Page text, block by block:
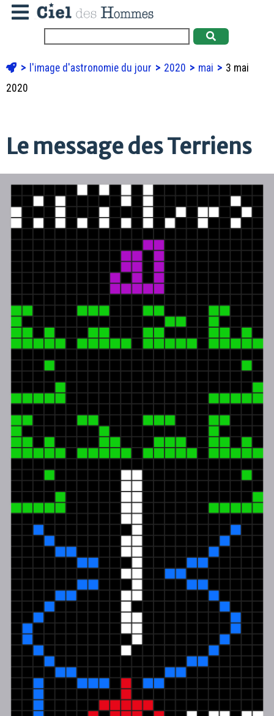
l'image d'astronomie du jour 2020 mai
3 mai
2020
Le message des Terriens